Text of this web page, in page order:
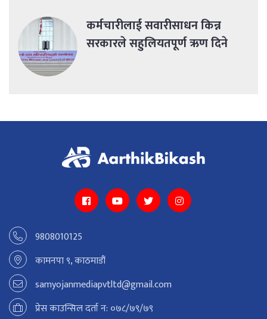
कर्मचारीलाई सवारीसाधन किन्न
सरकारले सहुलियतपूर्ण ऋण दिने
9808010125
कामनपा ९, काठमाडौं
samyojanmediapvtltd@gmail.com
प्रेस काउन्सिल दर्ता न: ०७८/७९/७९